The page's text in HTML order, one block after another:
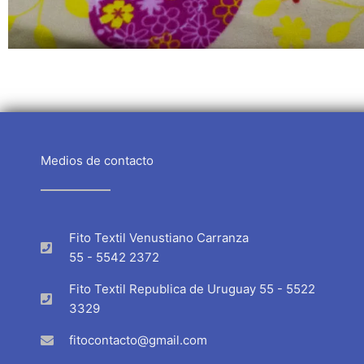
Medios de contacto
Fito Textil Venustiano Carranza
55 - 5542 2372
Fito Textil Republica de Uruguay 55 - 5522
3329
fitocontacto@gmail.com